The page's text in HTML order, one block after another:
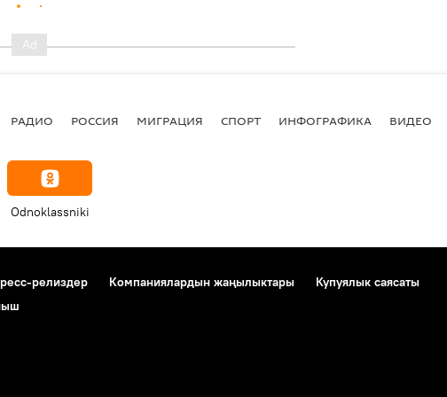
РАДИО РОССИЯ МИГРАЦИЯ СПОРТ ИНФОГРАФИКА ВИДЕО
Odnoklassniki
релиздер Компаниялардын жаңылыктары
Купуялык саясаты